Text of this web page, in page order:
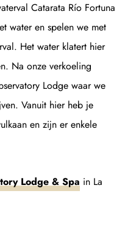
Catarata Río Fortuna
water en spelen we met
Het water klatert hier
Na onze verkoeling
Lodge waar we
Vanuit hier heb je
en zijn er enkele
Lodge & Spa in La